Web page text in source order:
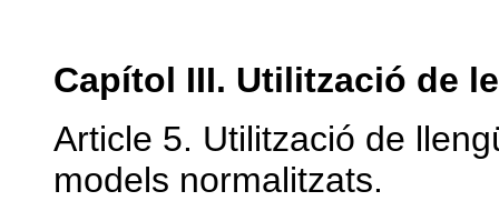
Capítol III. Utilització de
Article 5. Utilització de
models normalitzats.